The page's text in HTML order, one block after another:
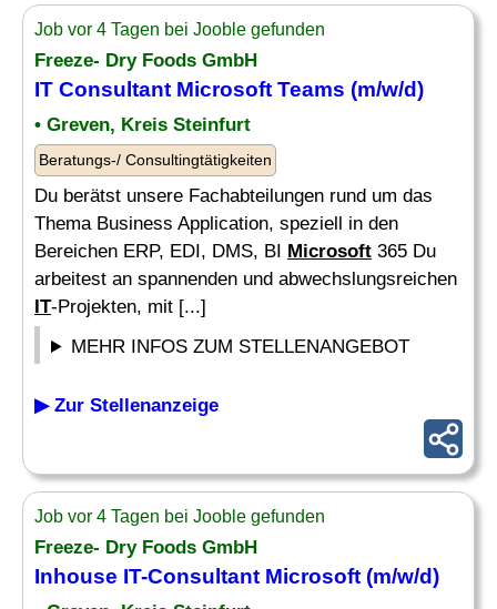
Job vor 4 Tagen bei Jooble gefunden
Freeze- Dry Foods GmbH
IT Consultant Microsoft Teams (m/w/d)
• Greven, Kreis Steinfurt
Beratungs-/ Consultingtätigkeiten
Du berätst unsere Fachabteilungen rund um das
Thema Business Application, speziell in den
Bereichen ERP, EDI, DMS, BI Microsoft 365 Du
arbeitest an spannenden und abwechslungsreichen
IT-Projekten, mit [...]
MEHR INFOS ZUM STELLENANGEBOT
▶ Zur Stellenanzeige
Job vor 4 Tagen bei Jooble gefunden
Freeze- Dry Foods GmbH
Inhouse IT-Consultant Microsoft (m/w/d)